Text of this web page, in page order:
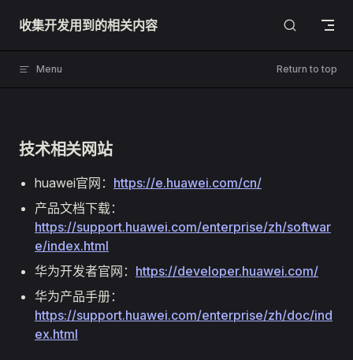
Skip to content
收集开发用到的相关内容
Menu Return to top
技术相关网站
huawei官网： https://e.huawei.com/cn/
产品文档下载：
https://support.huawei.com/enterprise/zh/softwar
e/index.html
华为开发者官网： https://developer.huawei.com/
华为产品手册：
https://support.huawei.com/enterprise/zh/doc/ind
ex.html